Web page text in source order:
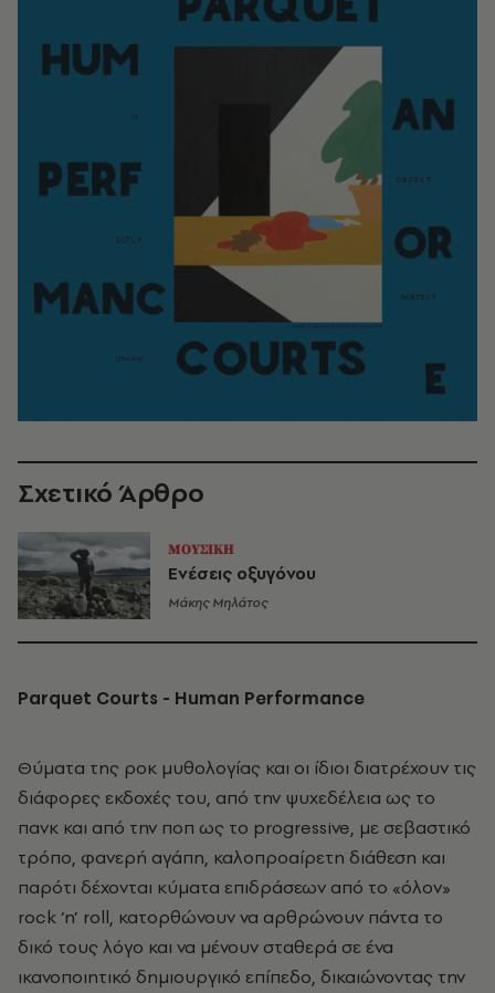
Σχετικό Άρθρο
ΜΟΥΣΙΚΗ
Ενέσεις οξυγόνου
Μάκης Μηλάτος
Parquet Courts - Human Performance
Θύματα της ροκ μυθολογίας και οι ίδιοι διατρέχουν τις
διάφορες εκδοχές του, από την ψυχεδέλεια ως το
πανκ και από την ποπ ως το progressive, με σεβαστικό
τρόπο, φανερή αγάπη, καλοπροαίρετη διάθεση και
παρότι δέχονται κύματα επιδράσεων από το «όλον»
rock ’n’ roll, κατορθώνουν να αρθρώνουν πάντα το
δικό τους λόγο και να μένουν σταθερά σε ένα
ικανοποιητικό δημιουργικό επίπεδο, δικαιώνοντας την